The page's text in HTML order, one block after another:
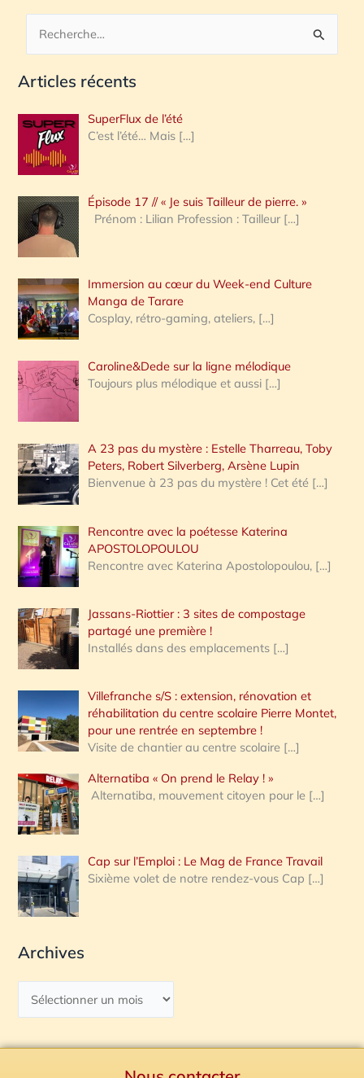
c
e
r
c
h
e
:
Articles récents
SuperFlux de l’été
C’est l’été… Mais […]
Épisode 17 // « Je suis Tailleur de pierre. »
Prénom : Lilian Profession : Tailleur […]
Immersion au cœur du Week-end Culture
Manga de Tarare
Cosplay, rétro-gaming, ateliers, […]
Caroline&Dede sur la ligne mélodique
Toujours plus mélodique et aussi […]
A 23 pas du mystère : Estelle Tharreau, Toby
Peters, Robert Silverberg, Arsène Lupin
Bienvenue à 23 pas du mystère ! Cet été […]
Rencontre avec la poétesse Katerina
APOSTOLOPOULOU
Rencontre avec Katerina Apostolopoulou, […]
Jassans-Riottier : 3 sites de compostage
partagé une première !
Installés dans des emplacements […]
Villefranche s/S : extension, rénovation et
réhabilitation du centre scolaire Pierre Montet,
pour une rentrée en septembre !
Visite de chantier au centre scolaire […]
Alternatiba « On prend le Relay ! »
Alternatiba, mouvement citoyen pour le […]
Cap sur l’Emploi : Le Mag de France Travail
Sixième volet de notre rendez-vous Cap […]
Archives